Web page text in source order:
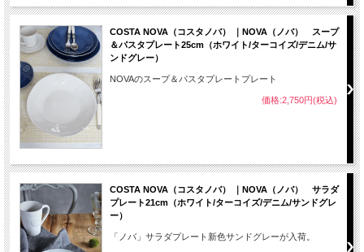
COSTA NOVA（コスタノバ） ｜NOVA（ノバ） スープ
＆パスタプレート25cm（ホワイト/ターコイズ/デニム/サ
ンドグレー）
NOVAのスープ＆パスタプレートプレート
価格:2,750円(税込)
COSTA NOVA（コスタノバ） ｜NOVA（ノバ） サラダ
プレート21cm（ホワイト/ターコイズ/デニム/サンドグレ
ー）
「ノバ」サラダプレート新色サンドグレーが入荷。